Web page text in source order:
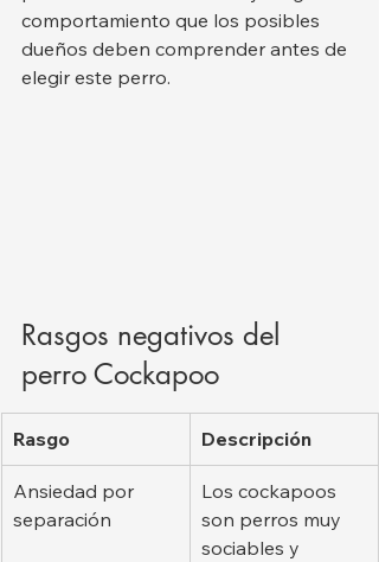
comportamiento que los posibles
dueños deben comprender antes de
elegir este perro.
Rasgos negativos del
perro Cockapoo
Rasgo Descripción
Ansiedad por
separación
Los cockapoos
son perros muy
sociables y